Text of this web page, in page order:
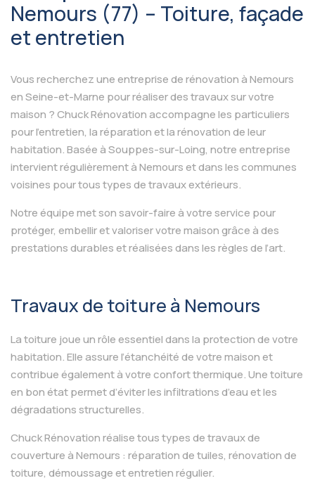
Nemours (77) – Toiture, façade
et entretien
Vous recherchez une entreprise de rénovation à Nemours
en Seine-et-Marne pour réaliser des travaux sur votre
maison ? Chuck Rénovation accompagne les particuliers
pour l’entretien, la réparation et la rénovation de leur
habitation. Basée à Souppes-sur-Loing, notre entreprise
intervient régulièrement à Nemours et dans les communes
voisines pour tous types de travaux extérieurs.
Notre équipe met son savoir-faire à votre service pour
protéger, embellir et valoriser votre maison grâce à des
prestations durables et réalisées dans les règles de l’art.
Travaux de toiture à Nemours
La toiture joue un rôle essentiel dans la protection de votre
habitation. Elle assure l’étanchéité de votre maison et
contribue également à votre confort thermique. Une toiture
en bon état permet d’éviter les infiltrations d’eau et les
dégradations structurelles.
Chuck Rénovation réalise tous types de travaux de
couverture à Nemours : réparation de tuiles, rénovation de
toiture, démoussage et entretien régulier.